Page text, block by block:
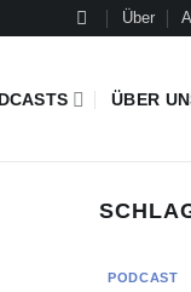
Über
ÜBER
PODCAST